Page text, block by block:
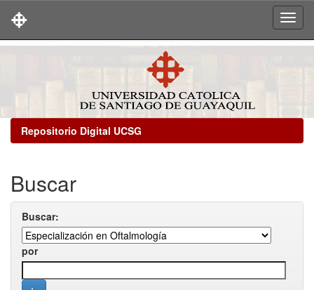
Repositorio Digital UCSG
Buscar
Buscar:
por